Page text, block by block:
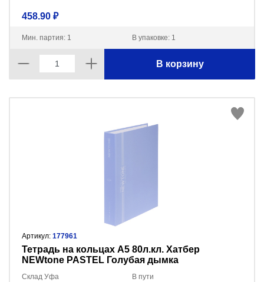
458.90 ₽
Мин. партия: 1 В упаковке: 1
В корзину
Артикул: 177961
Тетрадь на кольцах А5 80л.кл. Хатбер
NEWtone PASTEL Голубая дымка
Склад Уфа В пути